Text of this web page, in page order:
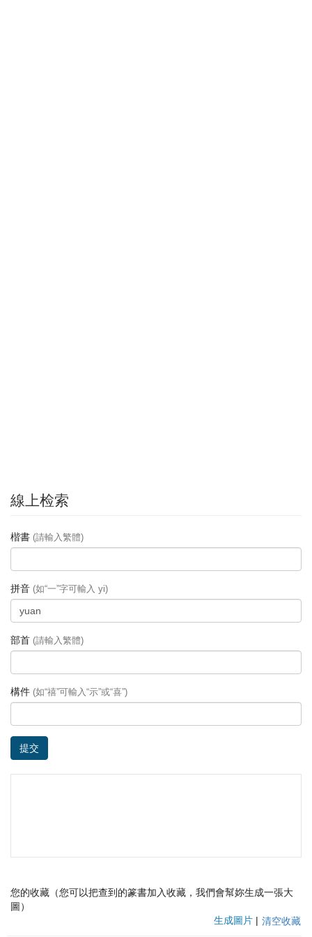
線上检索
楷書 (請輸入繁體)
拼音 (如“一”字可輸入 yi)
部首 (請輸入繁體)
構件 (如“禧”可輸入“示”或“喜”)
提交
您的收藏（您可以把查到的篆書加入收藏，我們會幫妳生成一張大
圖）
生成圖片 | 清空收藏